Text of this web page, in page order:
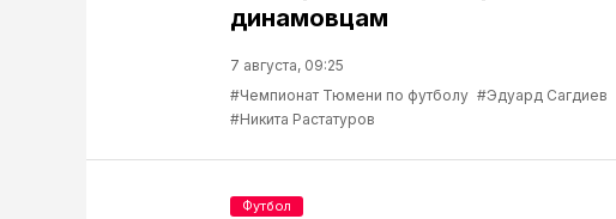
динамовцам
7 августа, 09:25
#Чемпионат Тюмени по футболу #Эдуард Сагдиев
#Никита Растатуров
Футбол